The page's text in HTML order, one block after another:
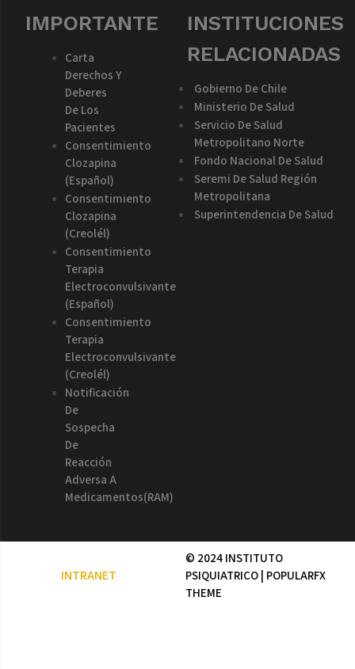
IMPORTANTE
Carta
Derechos Y
Deberes
De Los
Pacientes
Consentimiento
Clozapina
(español)
Consentimiento
Clozapina
(creolél)
Consentimiento
Terapia
Electroconvulsivante
(español)
Consentimiento
Terapia
Electroconvulsivante
(creolél)
Notificación
De
Sospecha
De
Reacción
Adversa A
Medicamentos(RAM)
INSTITUCIONES
RELACIONADAS
Gobierno De Chile
Ministerio De Salud
Servicio De Salud
Metropolitano Norte
Fondo Nacional De Salud
Seremi De Salud Región
Metropolitana
Superintendencia De Salud
INTRANET
© 2024 INSTITUTO
PSIQUIATRICO | POPULARFX
THEME